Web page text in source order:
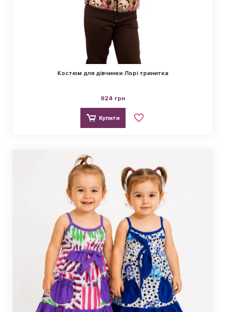
Костюм для дівчинки Лорі тринитка
924 грн
Купити